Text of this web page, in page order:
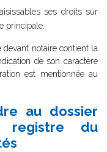
ses droits sur
principale.
devant notaire contient la
de son caractère
est mentionnée au
au dossier
registre du